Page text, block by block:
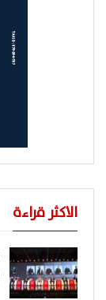
الاكثر قراءة